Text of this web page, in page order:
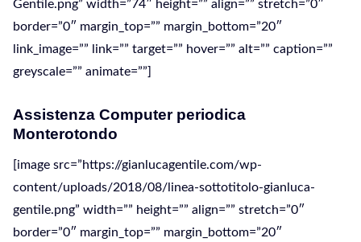
Gentile.png” width=”74″ height=”” align=”” stretch=”0″
border=”0″ margin_top=”” margin_bottom=”20″
link_image=”” link=”” target=”” hover=”” alt=”” caption=””
greyscale=”” animate=””]
Assistenza Computer periodica
Monterotondo
[image src=”https://gianlucagentile.com/wp-
content/uploads/2018/08/linea-sottotitolo-gianluca-
gentile.png” width=”” height=”” align=”” stretch=”0″
border=”0″ margin_top=”” margin_bottom=”20″